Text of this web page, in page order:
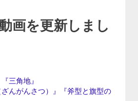
ール｜風水
推命学・易
せた立命講
画を更新しまし
三角地』
んがんさつ）』『斧型と旗型の